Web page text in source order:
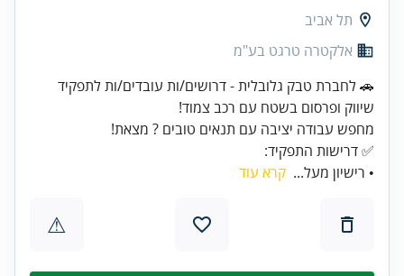
תל אביב
אלקטרה טרגט בע"מ
🚗 לחברת טבק גלובלית - דרושים/ות עובדים/ות לתפקיד
✅ דרישות התפקיד:
• רישיון מעל... קרא עוד
⚠